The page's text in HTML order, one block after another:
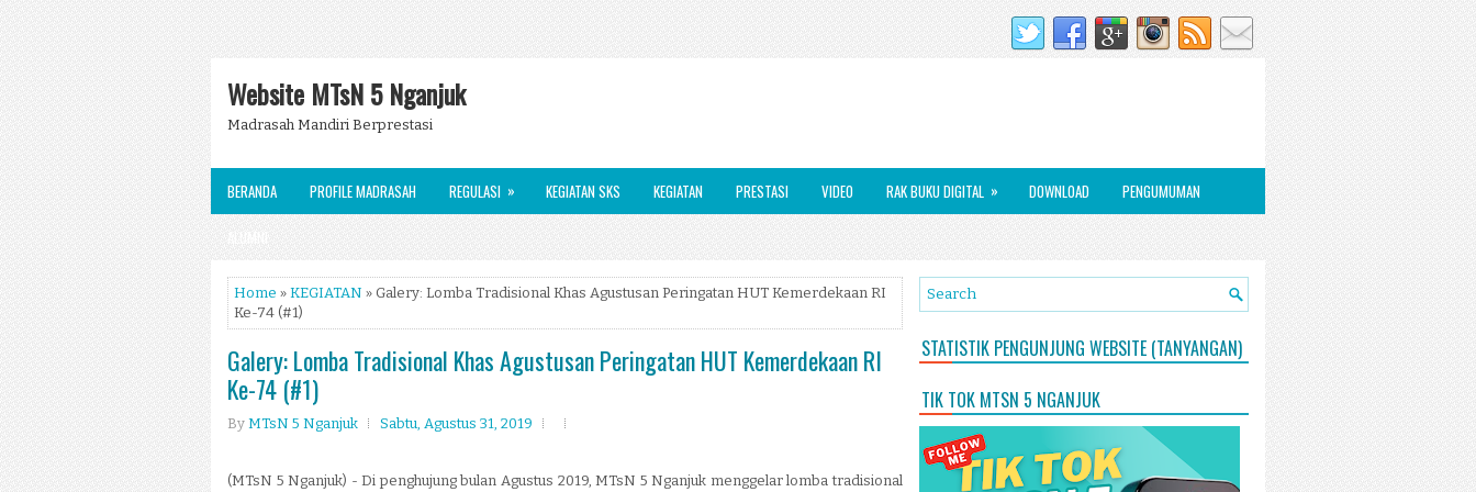
Website MTsN 5 Nganjuk
Madrasah Mandiri Berprestasi
BERANDA PROFILE MADRASAH REGULASI » KEGIATAN SKS KEGIATAN PRESTASI VIDEO RAK BUKU DIGITAL » DOWNLOAD PENGUMUMAN
ALUMNI
Home » KEGIATAN » Galery: Lomba Tradisional Khas Agustusan Peringatan HUT Kemerdekaan RI
Ke-74 (#1)
Galery: Lomba Tradisional Khas Agustusan Peringatan HUT Kemerdekaan RI
Ke-74 (#1)
By MTsN 5 Nganjuk Sabtu, Agustus 31, 2019
(MTsN 5 Nganjuk) - Di penghujung bulan Agustus 2019, MTsN 5 Nganjuk menggelar lomba tradisional
STATISTIK PENGUNJUNG WEBSITE (TANYANGAN)
TIK TOK MTSN 5 NGANJUK